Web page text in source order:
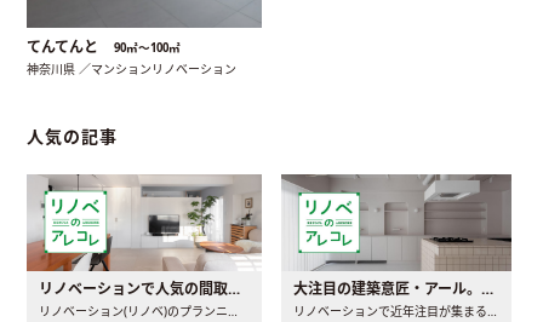
てんてんと 90㎡〜100㎡
神奈川県 ／マンションリノベーション
人気の記事
リノベーションで人気の間取りとは？トレンドの間取りと実例を徹底解説
リノベーション(リノベ)のプランニングで一番最初に決めるのは..
大注目の建築意匠・アール。人気の理由と空間に取り入れるポイント
リノベーションで近年注目が集まる建築意匠の一つであるアール..